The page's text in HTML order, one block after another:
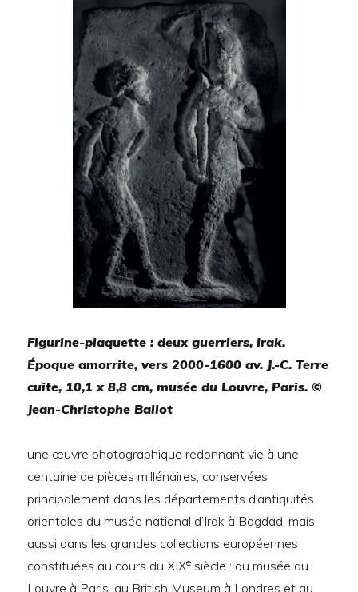
Figurine-plaquette : deux guerriers, Irak.
Époque amorrite, vers 2000-1600 av. J.-C. Terre
cuite, 10,1 x 8,8 cm, musée du Louvre, Paris. ©
Jean-Christophe Ballot
une œuvre photographique redonnant vie à une
centaine de pièces millénaires, conservées
principalement dans les départements d’antiquités
orientales du musée national d’Irak à Bagdad, mais
aussi dans les grandes collections européennes
constituées au cours du XIXe siècle : au musée du
Louvre à Paris, au British Museum à Londres et au